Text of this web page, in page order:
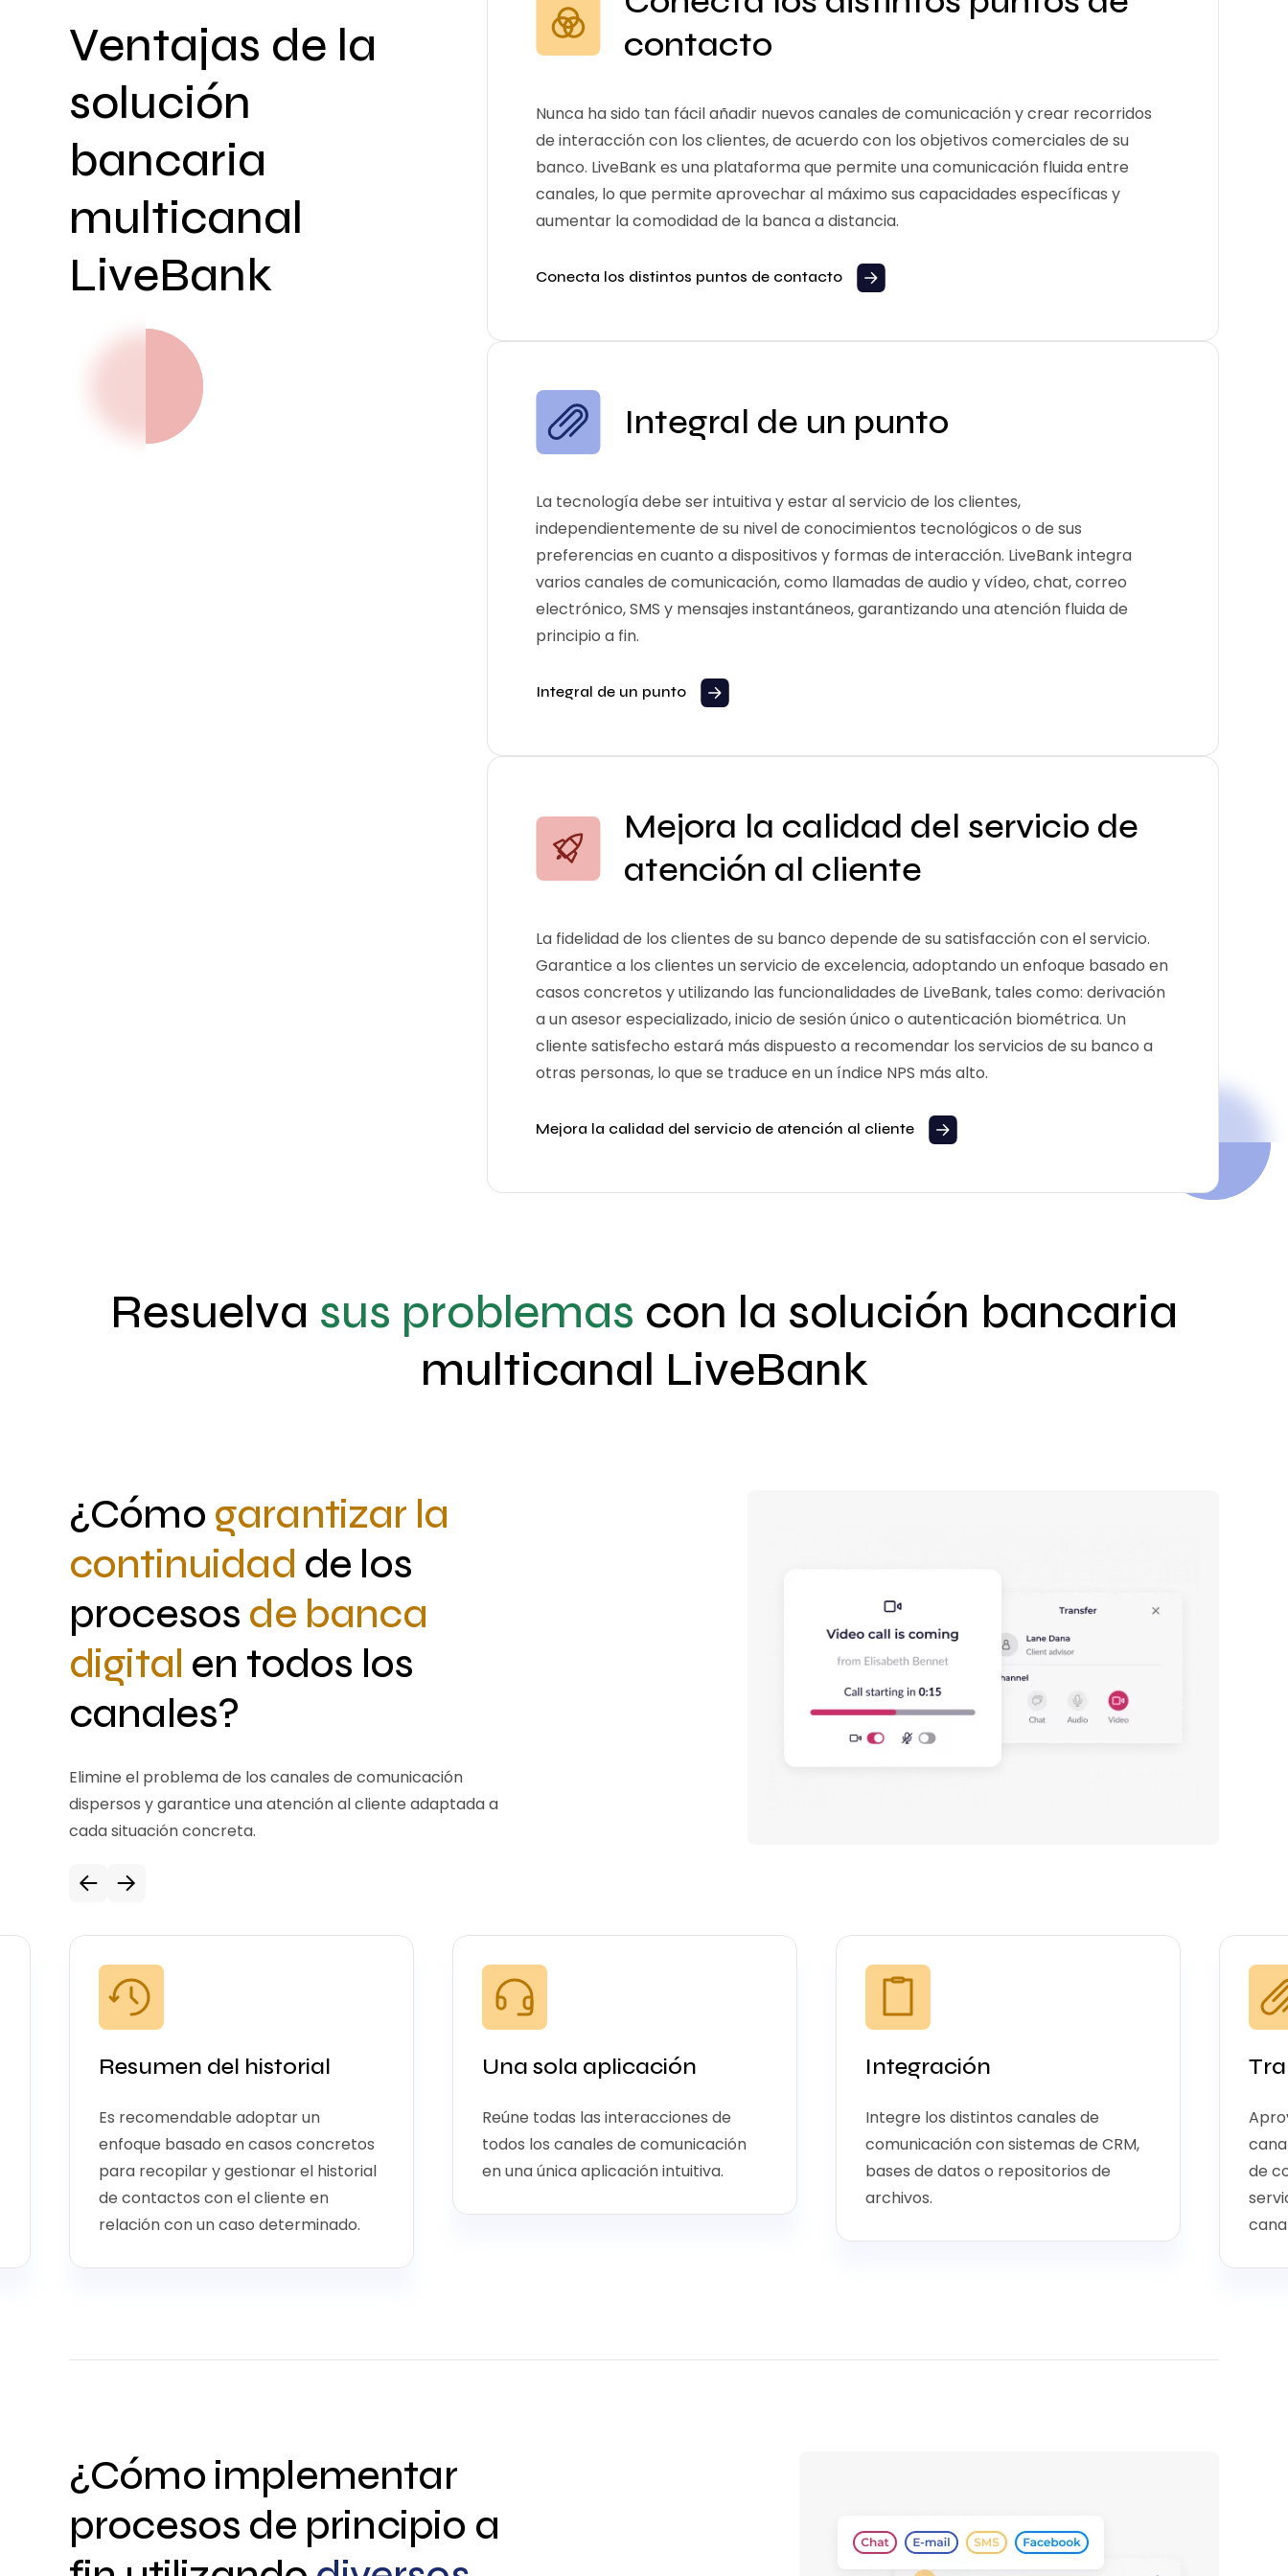
Ventajas de la
solución
bancaria
multicanal
LiveBank
contacto
Nunca ha sido tan fácil añadir nuevos canales de comunicación y crear recorridos
de interacción con los clientes, de acuerdo con los objetivos comerciales de su
banco. LiveBank es una plataforma que permite una comunicación fluida entre
canales, lo que permite aprovechar al máximo sus capacidades específicas y
aumentar la comodidad de la banca a distancia.
Conecta los distintos puntos de contacto
Integral de un punto
La tecnología debe ser intuitiva y estar al servicio de los clientes,
independientemente de su nivel de conocimientos tecnológicos o de sus
preferencias en cuanto a dispositivos y formas de interacción. LiveBank integra
varios canales de comunicación, como llamadas de audio y vídeo, chat, correo
electrónico, SMS y mensajes instantáneos, garantizando una atención fluida de
principio a fin.
Integral de un punto
Mejora la calidad del servicio de
atención al cliente
La fidelidad de los clientes de su banco depende de su satisfacción con el servicio.
Garantice a los clientes un servicio de excelencia, adoptando un enfoque basado en
casos concretos y utilizando las funcionalidades de LiveBank, tales como: derivación
a un asesor especializado, inicio de sesión único o autenticación biométrica. Un
cliente satisfecho estará más dispuesto a recomendar los servicios de su banco a
otras personas, lo que se traduce en un índice NPS más alto.
Mejora la calidad del servicio de atención al cliente
Resuelva sus problemas con la solución bancaria
multicanal LiveBank
¿Cómo garantizar la
continuidad de los
procesos de banca
digital en todos los
canales?
Elimine el problema de los canales de comunicación
dispersos y garantice una atención al cliente adaptada a
cada situación concreta.
Resumen del historial
Es recomendable adoptar un
enfoque basado en casos concretos
para recopilar y gestionar el historial
de contactos con el cliente en
relación con un caso determinado.
Una sola aplicación
Reúne todas las interacciones de
todos los canales de comunicación
en una única aplicación intuitiva.
Integración
Integre los distintos canales de
comunicación con sistemas de CRM,
bases de datos o repositorios de
archivos.
de
¿Cómo implementar
procesos de principio a